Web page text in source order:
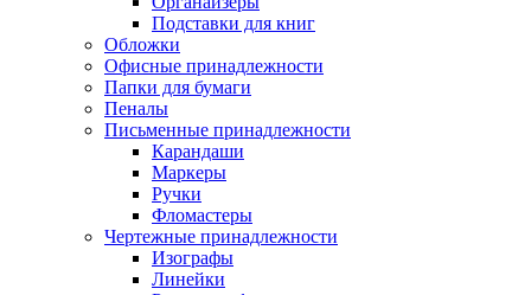
Подставки для книг
Обложки
Офисные принадлежности
Папки для бумаги
Пеналы
Письменные принадлежности
Карандаши
Маркеры
Ручки
Фломастеры
Чертежные принадлежности
Изографы
Линейки